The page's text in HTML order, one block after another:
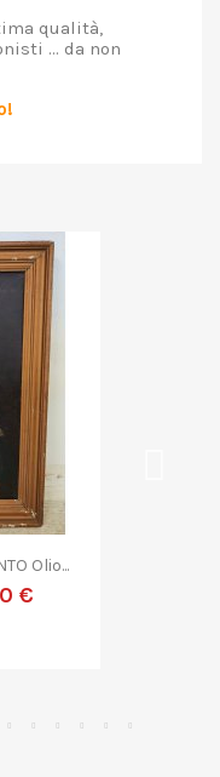
qualità,
... da non
DIPINTO ASTRATTO
299,00 €